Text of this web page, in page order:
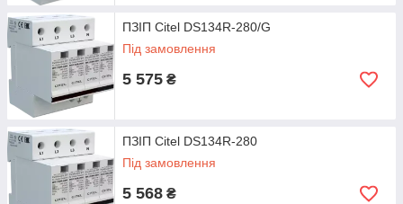
ПЗІП Citel DS134R-280/G
Під замовлення
5 575 ₴
ПЗІП Citel DS134R-280
Під замовлення
5 568 ₴